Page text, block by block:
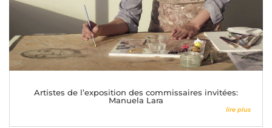
Artistes de l’exposition des commissaires invitées:
Manuela Lara
lire plus